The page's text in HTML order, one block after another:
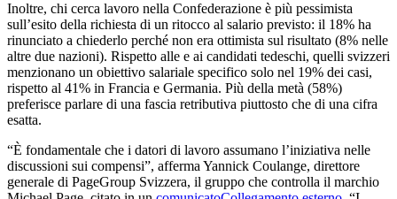
Inoltre, chi cerca lavoro nella Confederazione è più pessimista
sull’esito della richiesta di un ritocco al salario previsto: il 18% ha
rinunciato a chiederlo perché non era ottimista sul risultato (8% nelle
altre due nazioni). Rispetto alle e ai candidati tedeschi, quelli svizzeri
menzionano un obiettivo salariale specifico solo nel 19% dei casi,
rispetto al 41% in Francia e Germania. Più della metà (58%)
preferisce parlare di una fascia retributiva piuttosto che di una cifra
esatta.
“È fondamentale che i datori di lavoro assumano l’iniziativa nelle
discussioni sui compensi”, afferma Yannick Coulange, direttore
generale di PageGroup Svizzera, il gruppo che controlla il marchio